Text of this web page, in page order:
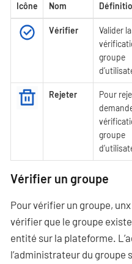
Icône Nom
Vérifier
Valider la
groupe
Rejeter
Pour
groupe
Vérifier un groupe
Pour vérifier un groupe,
vérifier que le groupe
entité sur la plateforme.
l’administrateur du groupe